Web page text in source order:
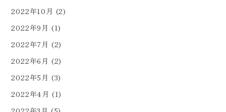
2022年10月 (2)
2022年9月 (1)
2022年7月 (2)
2022年6月 (2)
2022年5月 (3)
2022年4月 (1)